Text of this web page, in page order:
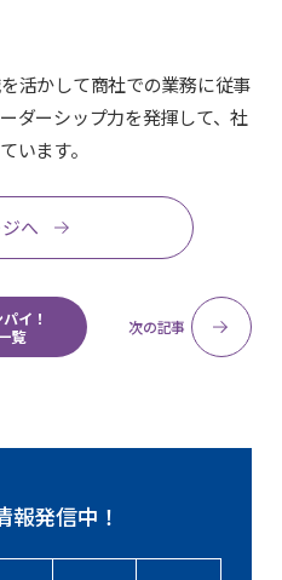
活かして商社での業務に従事
ダーシップ力を発揮して、社
います。
へ
イ！
覧
次の記事
報発信中！